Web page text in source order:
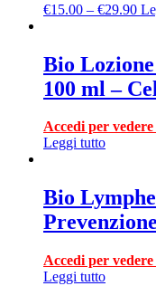
€15.00 – €29.90
Bio
100 ml –
Accedi per
Leggi tutto
Bio
Accedi per
Leggi tutto